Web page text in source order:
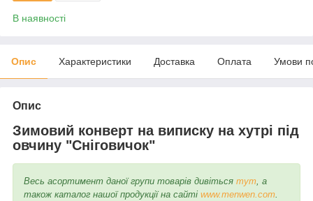
В наявності
Опис Характеристики Доставка Оплата Умови
Опис
Зимовий конверт на виписку на хутрі під
овчину "Сніговичок"
Весь асортимент даної групи товарів дивіться тут, а
також каталог нашої продукції на сайті www.menwen.com.